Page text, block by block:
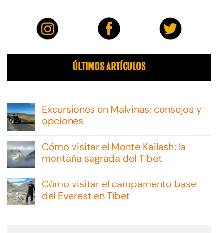
ÚLTIMOS ARTÍCULOS
Excursiones en Malvinas: consejos y
opciones
comentarios
en
Excursiones
Malvinas:
consejos
y
opciones
Cómo visitar el Monte Kailash: la
montaña sagrada del Tibet
comentarios
en
Cómo
Cómo visitar el campamento base
del Everest en Tíbet